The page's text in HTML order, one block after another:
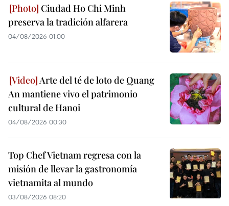
Ciudad Ho Chi Minh
preserva la tradición alfarera
04/08/2026 01:00
Arte del té de loto de Quang
An mantiene vivo el patrimonio
cultural de Hanoi
04/08/2026 00:30
Top Chef Vietnam regresa con la
misión de llevar la gastronomía
vietnamita al mundo
03/08/2026 08:20